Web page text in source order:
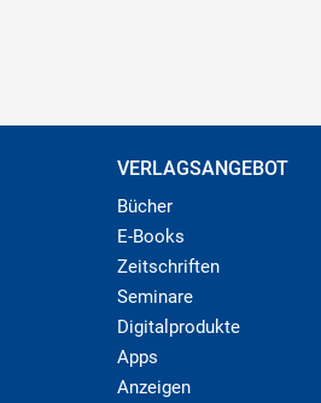
VERLAGSANGEBOT
Bücher
E-Books
Zeitschriften
Seminare
Digitalprodukte
Apps
Anzeigen